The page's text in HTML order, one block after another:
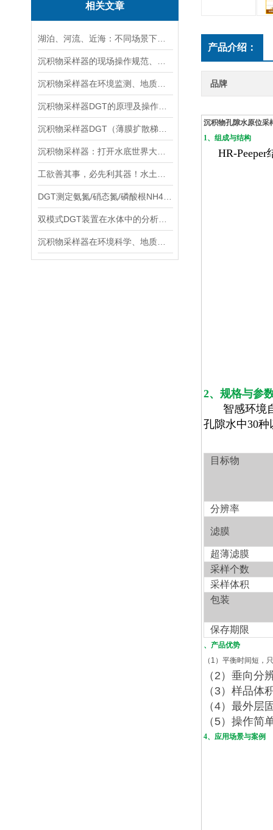
相关文章
产品介绍：
品牌
沉积物孔隙水原位采
1、组成与结构
HR-Peeper
2、规格与参
智感环境
孔隙水中30种
目标物
分辨率
滤膜
超薄滤膜
采样个数
采样体积
包装
保存期限
、产品优势
（ 1 ）平衡时间短，
（ 2 ）垂向分
（ 3）样品体
（4）最外层
（ 5）操作简
4、应用场景与案例